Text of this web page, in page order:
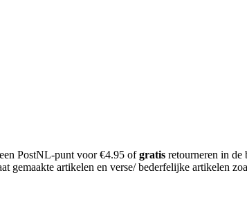
PostNL-punt voor €4.95 ofgratis retourneren in de
gemaakte artikelen en verse/ bederfelijke artikelen